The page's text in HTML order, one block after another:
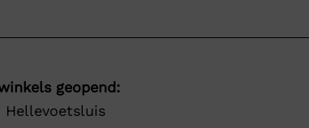
geopend:
Hellevoetsluis